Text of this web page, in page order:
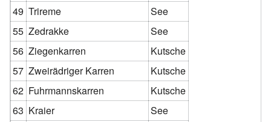
49 Trireme
See
55 Zedrakke
See
56 Ziegenkarren
Kutsche
57 Zweirädriger Karren
Kutsche
62 Fuhrmannskarren
Kutsche
63 Kraier
See